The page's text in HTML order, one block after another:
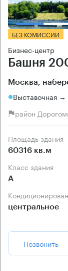
БЕЗ КОМИССИИ
Бизнес-центр
Башня
Москва,
Выставочная
район
Площадь здания
60316 кв.м
Класс здания
А
центральное
Позвонить